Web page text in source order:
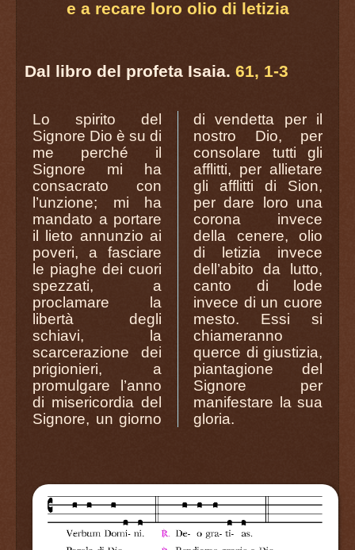
e a recare loro olio di letizia
Dal libro del profeta Isaia. 61, 1-3
Lo spirito del
Signore Dio è su di
me perché il
Signore mi ha
consacrato con
l’unzione; mi ha
mandato a portare
il lieto annunzio ai
poveri, a fasciare
le piaghe dei cuori
spezzati, a
proclamare la
libertà degli
schiavi, la
scarcerazione dei
prigionieri, a
promulgare l’anno
di misericordia del
Signore, un giorno
di vendetta per il
nostro Dio, per
consolare tutti gli
afflitti, per allietare
gli afflitti di Sion,
per dare loro una
corona invece
della cenere, olio
di letizia invece
dell’abito da lutto,
canto di lode
invece di un cuore
mesto. Essi si
chiameranno
querce di giustizia,
piantagione del
Signore per
manifestare la sua
gloria.